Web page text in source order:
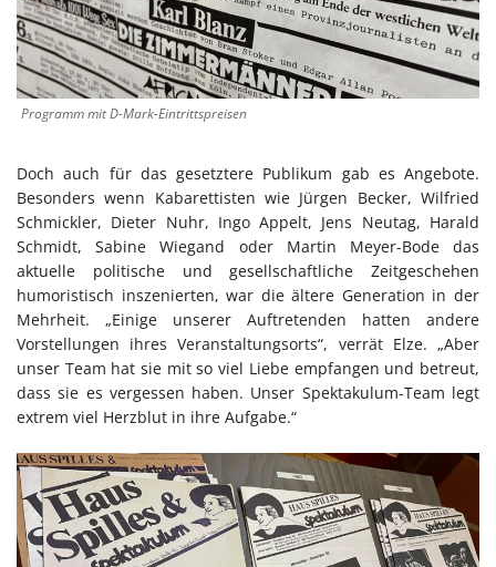
Programm mit D-Mark-Eintrittspreisen
Doch auch für das gesetztere Publikum gab es Angebote.
Besonders wenn Kabarettisten wie Jürgen Becker, Wilfried
Schmickler, Dieter Nuhr, Ingo Appelt, Jens Neutag, Harald
Schmidt, Sabine Wiegand oder Martin Meyer-Bode das
aktuelle politische und gesellschaftliche Zeitgeschehen
humoristisch inszenierten, war die ältere Generation in der
Mehrheit. „Einige unserer Auftretenden hatten andere
Vorstellungen ihres Veranstaltungsorts“, verrät Elze. „Aber
unser Team hat sie mit so viel Liebe empfangen und betreut,
dass sie es vergessen haben. Unser Spektakulum-Team legt
extrem viel Herzblut in ihre Aufgabe.“